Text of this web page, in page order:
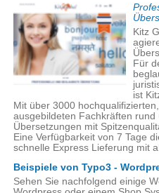
Kitz
Für
ist
Mit über 3000
ausgebildeten Fachkräften
Übersetzungen mit
Eine Verfügbarkeit von 7 Tage
schnelle Express Lieferung mit
Beispiele von Typo3 -
Sehen Sie nachfolgend einige